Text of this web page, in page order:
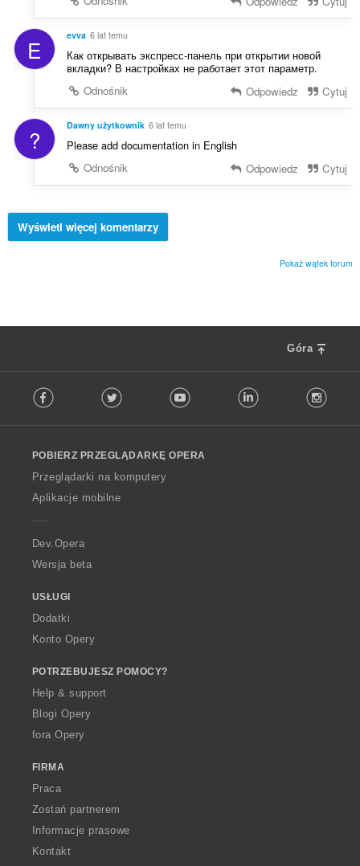
E evva 6 lat temu
Как открывать экспресс-панель при открытии новой
вкладки? В настройках не работает этот параметр.
Odnośnik
Odpowiedz Cytuj
? Dawny użytkownik 6 lat temu
Please add documentation in English
Odnośnik
Odpowiedz Cytuj
Wyświetl więcej komentarzy
Pokaż wątek forum
Góra
o
w
O
p
a
Facebook Twitter Youtube LinkedIn
POBIERZ PRZEGLĄDARKĘ OPERA
Przeglądarki na komputery
Aplikacje mobilne
Dev.Opera
Wersja beta
USŁUGI
Dodatki
Konto Opery
POTRZEBUJESZ POMOCY?
Help & support
Blogi Opery
fora Opery
FIRMA
Praca
Zostań partnerem
Informacje prasowe
Kontakt